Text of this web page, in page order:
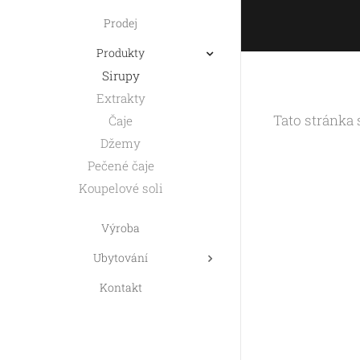
Prodej
Produkty
Sirupy
Extrakty
Čaje
Džemy
Pečené čaje
Koupelové soli
Výroba
Ubytování
Kontakt
Tato stránka